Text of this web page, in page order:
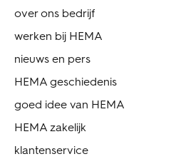
over ons bedrijf
werken bij HEMA
nieuws en pers
HEMA geschiedenis
goed idee van HEMA
HEMA zakelijk
klantenservice